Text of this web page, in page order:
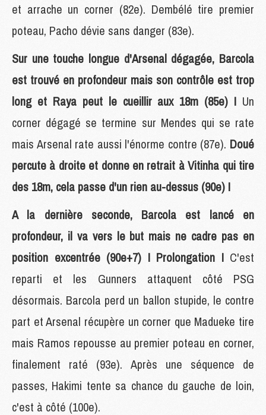
et arrache un corner (82e). Dembélé tire premier
poteau, Pacho dévie sans danger (83e).
Sur une touche longue d'Arsenal dégagée, Barcola
est trouvé en profondeur mais son contrôle est trop
long et Raya peut le cueillir aux 18m (85e) ! Un
corner dégagé se termine sur Mendes qui se rate
mais Arsenal rate aussi l'énorme contre (87e). Doué
percute à droite et donne en retrait à Vitinha qui tire
des 18m, cela passe d'un rien au-dessus (90e) !
A la dernière seconde, Barcola est lancé en
profondeur, il va vers le but mais ne cadre pas en
position excentrée (90e+7) ! Prolongation ! C'est
reparti et les Gunners attaquent côté PSG
désormais. Barcola perd un ballon stupide, le contre
part et Arsenal récupère un corner que Madueke tire
mais Ramos repousse au premier poteau en corner,
finalement raté (93e). Après une séquence de
passes, Hakimi tente sa chance du gauche de loin,
c'est à côté (100e).